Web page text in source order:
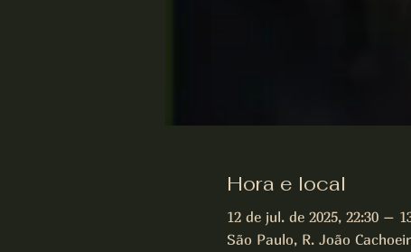
Hora e local
12 de jul. de 2025, 22:30 –
São Paulo, R. João